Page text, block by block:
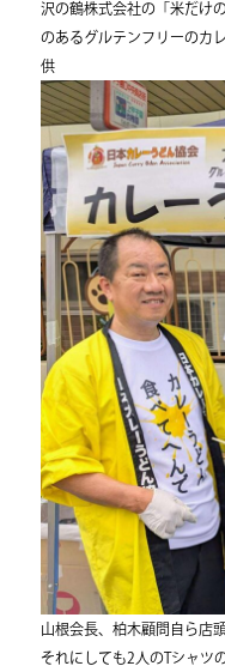
沢の鶴株式会社の「米だけ
のあるグルテンフリーのカ
供
山根会長、柏木顧問自ら店
それにしても2人のTシャツ